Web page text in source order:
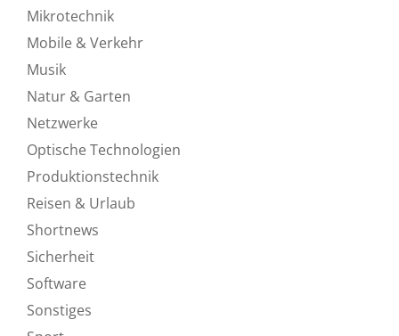
Mikrotechnik
Mobile & Verkehr
Musik
Natur & Garten
Netzwerke
Optische Technologien
Produktionstechnik
Reisen & Urlaub
Shortnews
Sicherheit
Software
Sonstiges